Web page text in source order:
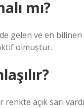
mı?
ve en bilinen
olmuştur.
açık sarı